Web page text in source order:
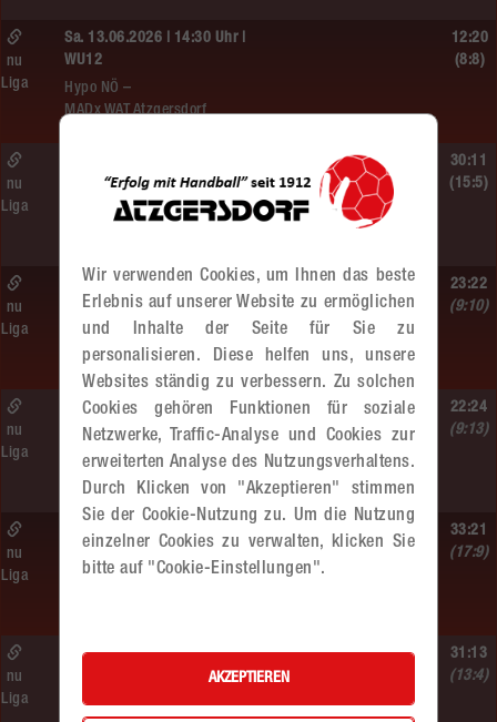
Sa. 13.06.2026 | 14:30 Uhr |
WU12
Hypo NÖ –
MADx WAT Atzgersdorf
nu
Liga
12:20
(8:8)
MADx WAT Atzgersdorf –
nu
Liga
30:11
(15:5)
So. 07.06.2026 | 14:30 Uhr |
WU18
MADx WAT Atzgersdorf –
HIB Handball Graz
nu
Liga
23:22
(9:10)
So. 07.06.2026 | 10:50 Uhr |
MU10
Handball WEST WIEN /3 –
MADx WAT Atzgersdorf
nu
Liga
22:24
(9:13)
So. 07.06.2026 | 10:00 Uhr |
nu
Liga
33:21
(17:9)
So. 07.06.2026 | 09:10 Uhr |
MADx WAT Atzgersdorf –
nu
Liga
31:13
(13:4)
Wir verwenden Cookies, um Ihnen das beste
Erlebnis auf unserer Website zu ermöglichen
und Inhalte der Seite für Sie zu
personalisieren. Diese helfen uns, unsere
Websites ständig zu verbessern. Zu solchen
Cookies gehören Funktionen für soziale
Netzwerke, Traffic-Analyse und Cookies zur
erweiterten Analyse des Nutzungsverhaltens.
Durch Klicken von "Akzeptieren" stimmen
Sie der Cookie-Nutzung zu. Um die Nutzung
einzelner Cookies zu verwalten, klicken Sie
bitte auf "Cookie-Einstellungen".
AKZEPTIEREN